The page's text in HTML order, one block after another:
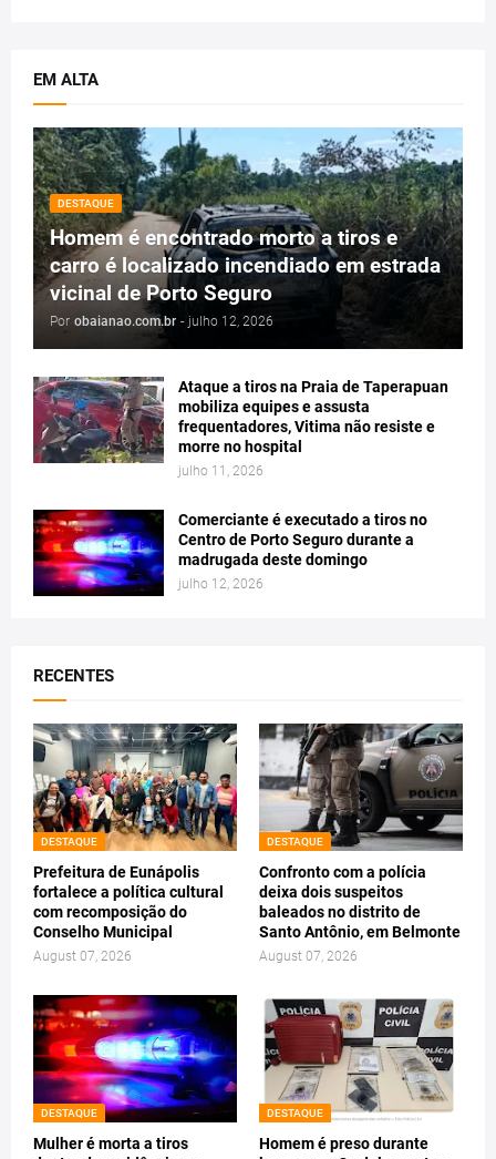
EM ALTA
DESTAQUE
Homem é encontrado morto a tiros e
carro é localizado incendiado em estrada
vicinal de Porto Seguro
Por obaianao.com.br - julho 12, 2026
Ataque a tiros na Praia de Taperapuan
mobiliza equipes e assusta
frequentadores, Vitima não resiste e
morre no hospital
julho 11, 2026
Comerciante é executado a tiros no
Centro de Porto Seguro durante a
madrugada deste domingo
julho 12, 2026
RECENTES
DESTAQUE
Prefeitura de Eunápolis
fortalece a política cultural
com recomposição do
Conselho Municipal
August 07, 2026
DESTAQUE
Confronto com a polícia
deixa dois suspeitos
baleados no distrito de
Santo Antônio, em Belmonte
August 07, 2026
DESTAQUE
Mulher é morta a tiros
DESTAQUE
Homem é preso durante